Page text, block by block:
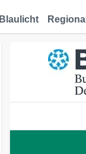
Blaulicht Regional